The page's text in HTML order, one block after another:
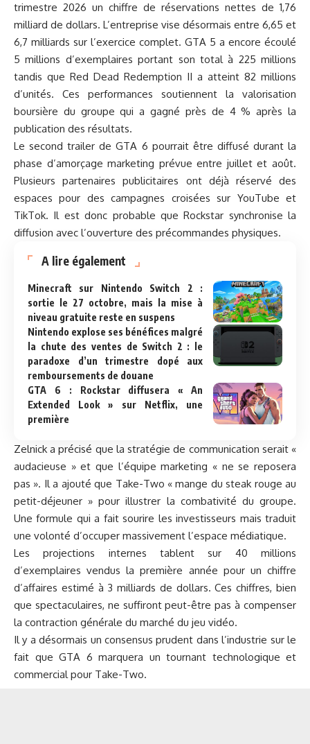
trimestre 2026 un chiffre de réservations nettes de 1,76
milliard de dollars. L’entreprise vise désormais entre 6,65 et
6,7 milliards sur l’exercice complet. GTA 5 a encore écoulé
5 millions d’exemplaires portant son total à 225 millions
tandis que Red Dead Redemption II a atteint 82 millions
d’unités. Ces performances soutiennent la valorisation
boursière du groupe qui a gagné près de 4 % après la
publication des résultats.
Le second trailer de GTA 6 pourrait être diffusé durant la
phase d’amorçage marketing prévue entre juillet et août.
Plusieurs partenaires publicitaires ont déjà réservé des
espaces pour des campagnes croisées sur YouTube et
TikTok. Il est donc probable que Rockstar synchronise la
diffusion avec l’ouverture des précommandes physiques.
A lire également
Minecraft sur Nintendo Switch 2 :
sortie le 27 octobre, mais la mise à
niveau gratuite reste en suspens
Nintendo explose ses bénéfices malgré
la chute des ventes de Switch 2 : le
paradoxe d’un trimestre dopé aux
remboursements de douane
GTA 6 : Rockstar diffusera « An
Extended Look » sur Netflix, une
première
Zelnick a précisé que la stratégie de communication serait «
audacieuse » et que l’équipe marketing « ne se reposera
pas ». Il a ajouté que Take-Two « mange du steak rouge au
petit-déjeuner » pour illustrer la combativité du groupe.
Une formule qui a fait sourire les investisseurs mais traduit
une volonté d’occuper massivement l’espace médiatique.
Les projections internes tablent sur 40 millions
d’exemplaires vendus la première année pour un chiffre
d’affaires estimé à 3 milliards de dollars. Ces chiffres, bien
que spectaculaires, ne suffiront peut-être pas à compenser
la contraction générale du marché du jeu vidéo.
Il y a désormais un consensus prudent dans l’industrie sur le
fait que GTA 6 marquera un tournant technologique et
commercial pour Take-Two.